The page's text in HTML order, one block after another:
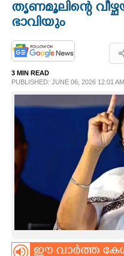
SPIRITUAL
INFO+
ASTRO
തൃണമൂലിന്റെ
ഭാവിയും
3 MIN READ
PUBLISHED: JUNE 06, 2026 12:01
ഈ വാർത്ത